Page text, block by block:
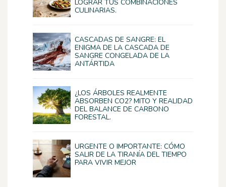
LOGRAR TUS COMBINACIONES
CULINARIAS.
CASCADAS DE SANGRE: EL
ENIGMA DE LA CASCADA DE
SANGRE CONGELADA DE LA
ANTÁRTIDA
¿LOS ÁRBOLES REALMENTE
ABSORBEN CO2? MITO Y REALIDAD
DEL BALANCE DE CARBONO
FORESTAL.
URGENTE O IMPORTANTE: CÓMO
SALIR DE LA TIRANÍA DEL TIEMPO
PARA VIVIR MEJOR